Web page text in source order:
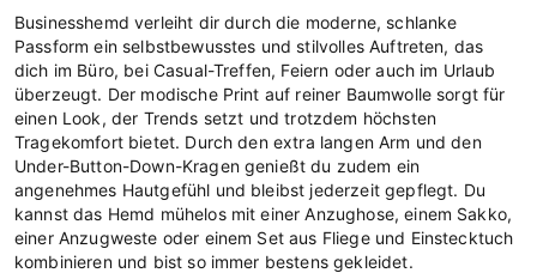
Businesshemd verleiht dir durch die moderne, schlanke
Passform ein selbstbewusstes und stilvolles Auftreten, das
dich im Büro, bei Casual-Treffen, Feiern oder auch im Urlaub
überzeugt. Der modische Print auf reiner Baumwolle sorgt für
einen Look, der Trends setzt und trotzdem höchsten
Tragekomfort bietet. Durch den extra langen Arm und den
Under-Button-Down-Kragen genießt du zudem ein
angenehmes Hautgefühl und bleibst jederzeit gepflegt. Du
kannst das Hemd mühelos mit einer Anzughose, einem Sakko,
einer Anzugweste oder einem Set aus Fliege und Einstecktuch
kombinieren und bist so immer bestens gekleidet.